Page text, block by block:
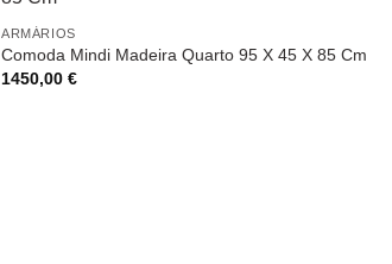
ARMÁRIOS
Comoda Mindi Madeira Quarto 95 X 45 X 85 Cm
1450,00€